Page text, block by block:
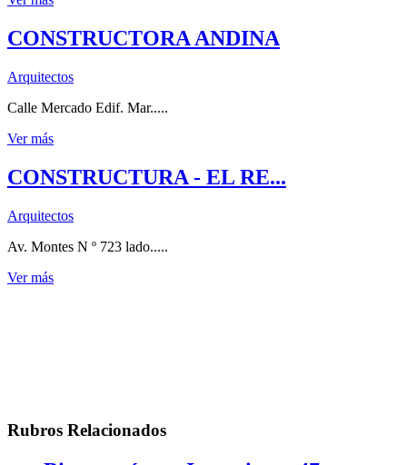
CONSTRUCTORA ANDINA
Arquitectos
Calle Mercado Edif. Mar.....
Ver más
CONSTRUCTURA - EL RE...
Arquitectos
Av. Montes N º 723 lado.....
Ver más
Rubros Relacionados